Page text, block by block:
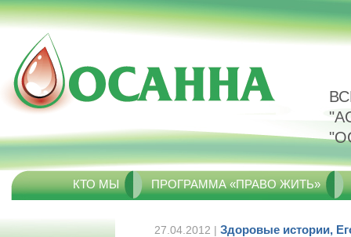
КТО МЫ ПРОГРАММА «ПРАВО ЖИТЬ»
27.04.2012 | Здоровые истории,